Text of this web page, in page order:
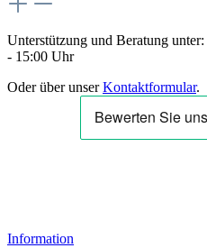
Unterstützung und Beratung unter:
- 15:00 Uhr
Oder über unserKontaktformular.
Information